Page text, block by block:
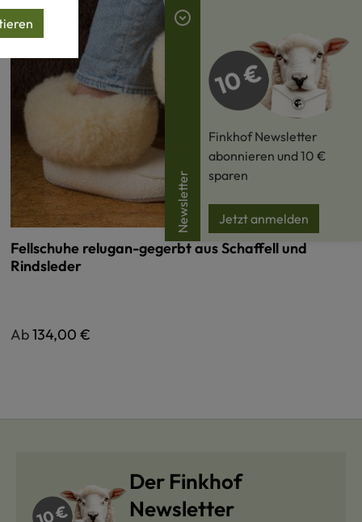
Fellschuhe relugan-gegerbt aus Schaffell und
Rindsleder
Regulärer Preis:
Ab134,00 €
Der Finkhof
Newsletter
Newsletter
Finkhof Newsletter
abonnieren und 10 €
sparen
Jetzt anmelden